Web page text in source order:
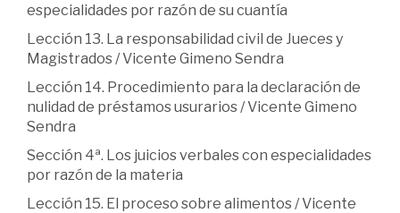
especialidades por razón de su cuantía
Lección 13. La responsabilidad civil de Jueces y
Magistrados / Vicente Gimeno Sendra
Lección 14. Procedimiento para la declaración de
nulidad de préstamos usurarios / Vicente Gimeno
Sendra
Sección 4ª. Los juicios verbales con especialidades
por razón de la materia
Lección 15. El proceso sobre alimentos / Vicente